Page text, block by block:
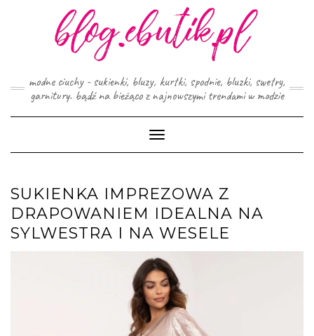
modne ciuchy - sukienki, bluzy, kurtki, spodnie, bluzki, swetry,
garnitury. bądź na bieżąco z najnowszymi trendami w modzie
Toggle
Navigation
SUKIENKA IMPREZOWA Z
DRAPOWANIEM IDEALNA NA
SYLWESTRA I NA WESELE